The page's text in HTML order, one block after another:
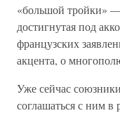
«большой тройки»
достигнутая под
французских
акцента, о
Уже сейчас
соглашаться с ним